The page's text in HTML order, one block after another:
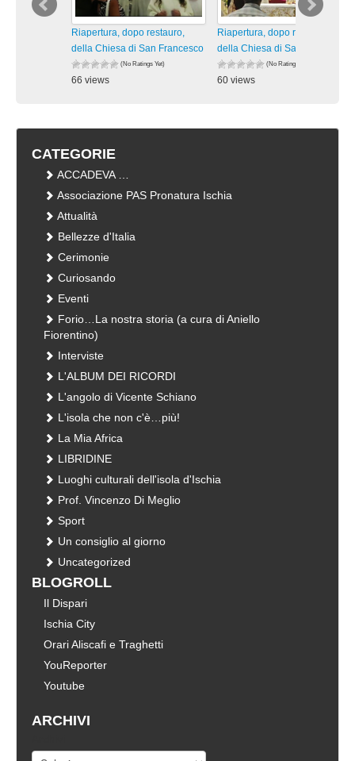
Riapertura, dopo restauro,
della Chiesa di San Francesco
(No Ratings Yet)
66 views
Riapertura, dopo restauro,
della Chiesa di San Francesco
(No Ratings Yet)
60 views
CATEGORIE
ACCADEVA …
Associazione PAS Pronatura Ischia
Attualità
Bellezze d'Italia
Cerimonie
Curiosando
Eventi
Forio…La nostra storia (a cura di Aniello
Fiorentino)
Interviste
L'ALBUM DEI RICORDI
L'angolo di Vicente Schiano
L'isola che non c'è…più!
La Mia Africa
LIBRIDINE
Luoghi culturali dell'isola d'Ischia
Prof. Vincenzo Di Meglio
Sport
Un consiglio al giorno
Uncategorized
BLOGROLL
Il Dispari
Ischia City
Orari Aliscafi e Traghetti
YouReporter
Youtube
ARCHIVI